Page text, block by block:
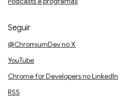
Seguir
@ChromiumDev no X
YouTube
Chrome for Developers no LinkedIn
RSS